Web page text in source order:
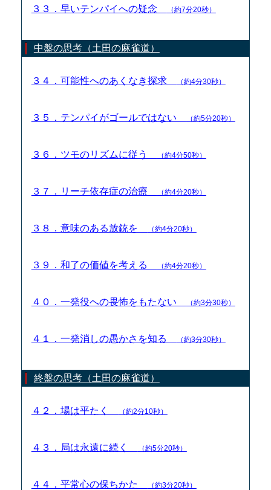
３３．早いテンパイへの疑念 （約7分20秒）
中盤の思考（土田の麻雀道）
３４．可能性へのあくなき探求 （約4分30秒）
３５．テンパイがゴールではない （約5分20秒）
３６．ツモのリズムに従う （約4分50秒）
３７．リーチ依存症の治療 （約4分20秒）
３８．意味のある放銃を （約4分20秒）
３９．和了の価値を考える （約4分20秒）
４０．一発役への畏怖をもたない （約3分30秒）
４１．一発消しの愚かさを知る （約3分30秒）
終盤の思考（土田の麻雀道）
４２．場は平たく （約2分10秒）
４３．局は永遠に続く （約5分20秒）
４４．平常心の保ちかた （約3分20秒）